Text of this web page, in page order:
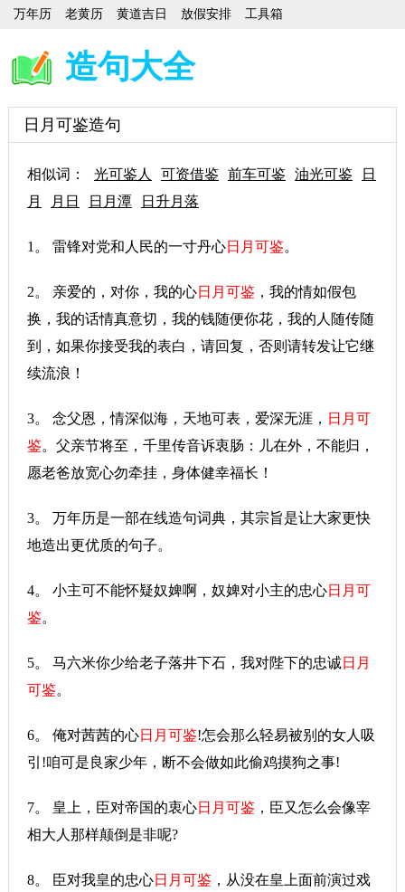
万年历 老黄历 黄道吉日 放假安排 工具箱
造句大全
日月可鉴造句
相似词： 光可鉴人 可资借鉴 前车可鉴 油光可鉴
日
月
月日 日月潭 日升月落
1。 雷锋对党和人民的一寸丹心日月可鉴。
2。 亲爱的，对你，我的心日月可鉴，我的情如假包
换，我的话情真意切，我的钱随便你花，我的人随传随
到，如果你接受我的表白，请回复，否则请转发让它继
续流浪！
3。 念父恩，情深似海，天地可表，爱深无涯， 日月可
鉴。父亲节将至，千里传音诉衷肠：儿在外，不能归，
愿老爸放宽心勿牵挂，身体健幸福长！
3。 万年历是一部在线造句词典，其宗旨是让大家更快
地造出更优质的句子。
4。 小主可不能怀疑奴婢啊，奴婢对小主的忠心日月可
鉴。
5。 马六米你少给老子落井下石，我对陛下的忠诚 日月
可鉴。
6。 俺对茜茜的心日月可鉴!怎会那么轻易被别的女人吸
引!咱可是良家少年，断不会做如此偷鸡摸狗之事!
7。 皇上，臣对帝国的衷心日月可鉴，臣又怎么会像宰
相大人那样颠倒是非呢?
8。 臣对我皇的忠心日月可鉴，从没在皇上面前演过戏